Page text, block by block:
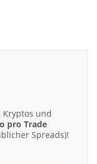
Kryptos und
pro Trade
Spreads)!